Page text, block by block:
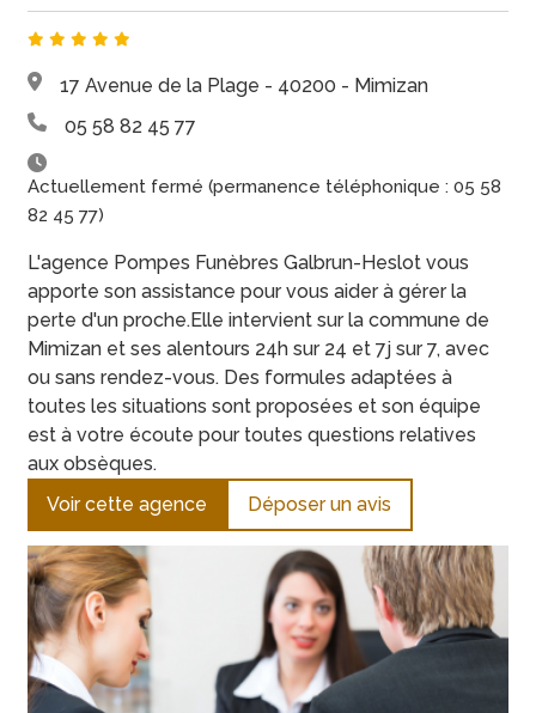
17 Avenue de la Plage - 40200 - Mimizan
05 58 82 45 77
Actuellement fermé (permanence téléphonique : 05 58
82 45 77)
L'agence Pompes Funèbres Galbrun-Heslot vous
apporte son assistance pour vous aider à gérer la
perte d'un proche.Elle intervient sur la commune de
Mimizan et ses alentours 24h sur 24 et 7j sur 7, avec
ou sans rendez-vous. Des formules adaptées à
toutes les situations sont proposées et son équipe
est à votre écoute pour toutes questions relatives
aux obsèques.
Voir cette agence
Déposer un avis